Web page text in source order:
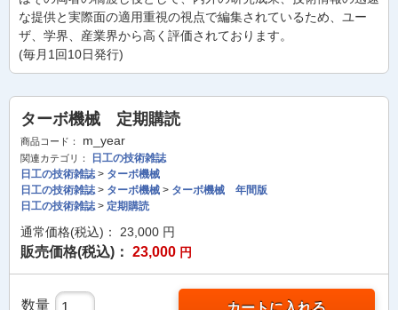
な提供と実際面の適用重視の視点で編集されているため、ユー
ザ、学界、産業界から高く評価されております。
(毎月1回10日発行)
ターボ機械 定期購読
商品コード： m_year
関連カテゴリ：
日工の技術雑誌
日工の技術雑誌> ターボ機械
日工の技術雑誌> ターボ機械 > ターボ機械 年間版
日工の技術雑誌> 定期購読
通常価格(税込)： 23,000 円
販売価格(税込)： 23,000 円
数量